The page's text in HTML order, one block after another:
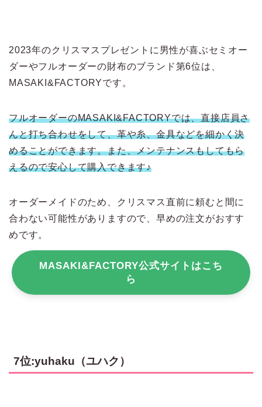
2023年のクリスマスプレゼントに男性が喜ぶセミオー
ダーやフルオーダーの財布のブランド第6位は、
MASAKI&FACTORYです。
フルオーダーのMASAKI&FACTORYでは、直接店員さ
んと打ち合わせをして、革や糸、金具などを細かく決
めることができます。また、メンテナンスもしてもら
えるので安心して購入できます♪
オーダーメイドのため、クリスマス直前に頼むと間に
合わない可能性がありますので、早めの注文がおすす
めです。
MASAKI&FACTORY公式サイトはこち
ら
7位:yuhaku（ユハク）